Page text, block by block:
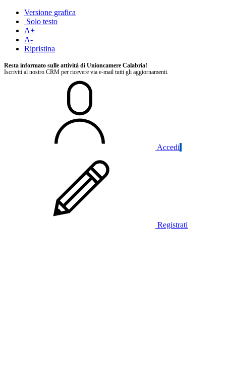
Versione grafica
Solo testo
A+
A-
Ripristina
Resta informato sulle attività di Unioncamere Calabria!
Iscriviti al nostro CRM per ricevere via e-mail tutti gli aggiornamenti.
Accedi
Registrati